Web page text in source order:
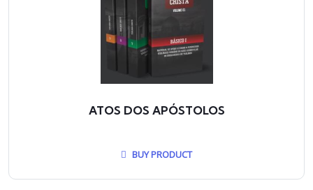
ATOS DOS APÓSTOLOS
BUY PRODUCT